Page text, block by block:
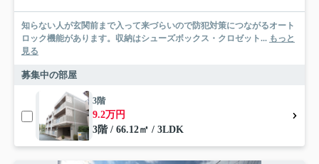
知らない人が玄関前まで入って来づらいので防犯対策につながるオート
ロック機能があります。収納はシューズボックス・クロゼット... もっと
見る
募集中の部屋
3階
9.2万円
3階 / 66.12㎡ / 3LDK